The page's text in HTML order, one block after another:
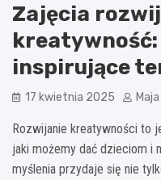
Zajęcia
kreatywność:
inspirujące
17 kwietnia 2025
Rozwijanie kreatywności to
jaki możemy dać dzieciom i
myślenia przydaje się nie